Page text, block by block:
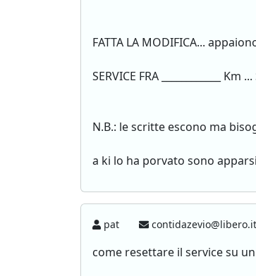
FATTA LA MODIFICA...
SERVICE FRA ____________ Km
N.B.: le scritte escono ma
a ki lo ha porvato sono
pat contidazevio@libero.it
come resettare il service su